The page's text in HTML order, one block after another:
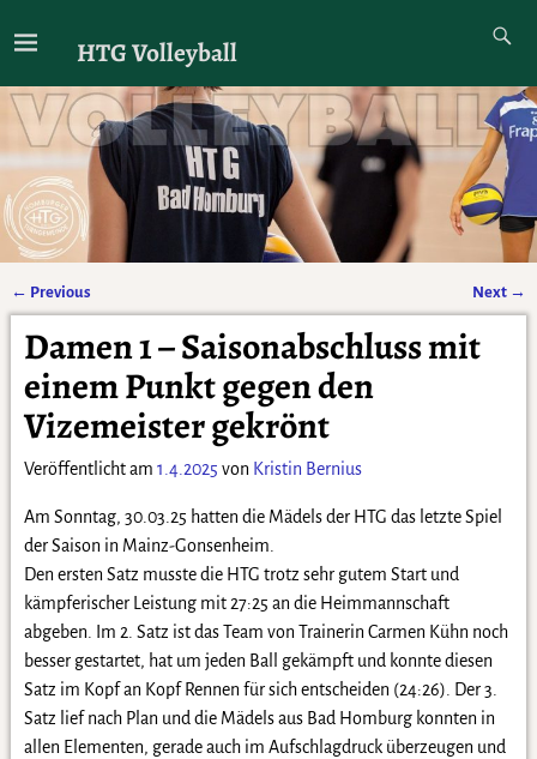
HTG Volleyball
Artikelnavigation
← Previous Next →
Damen 1 – Saisonabschluss mit
einem Punkt gegen den
Vizemeister gekrönt
Veröffentlicht am 1.4.2025 von Kristin Bernius
Am Sonntag, 30.03.25 hatten die Mädels der HTG das letzte Spiel
der Saison in Mainz-Gonsenheim.
Den ersten Satz musste die HTG trotz sehr gutem Start und
kämpferischer Leistung mit 27:25 an die Heimmannschaft
abgeben. Im 2. Satz ist das Team von Trainerin Carmen Kühn noch
besser gestartet, hat um jeden Ball gekämpft und konnte diesen
Satz im Kopf an Kopf Rennen für sich entscheiden (24:26). Der 3.
Satz lief nach Plan und die Mädels aus Bad Homburg konnten in
allen Elementen, gerade auch im Aufschlagdruck überzeugen und